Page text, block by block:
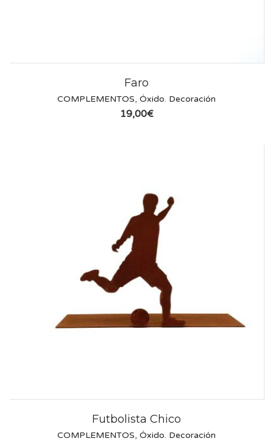
Faro
COMPLEMENTOS, Óxido. Decoración
19,00€
Futbolista Chico
COMPLEMENTOS, Óxido. Decoración